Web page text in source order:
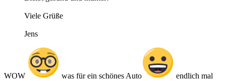
Viele Grüße
Jens
WOW was für ein schönes Auto endlich mal